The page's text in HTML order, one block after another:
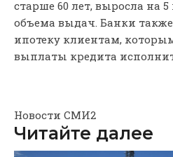
старше 60 лет, выросла на 5
объема выдач. Банки
ипотеку клиентам,
выплаты кредита
Новости СМИ2
Читайте далее